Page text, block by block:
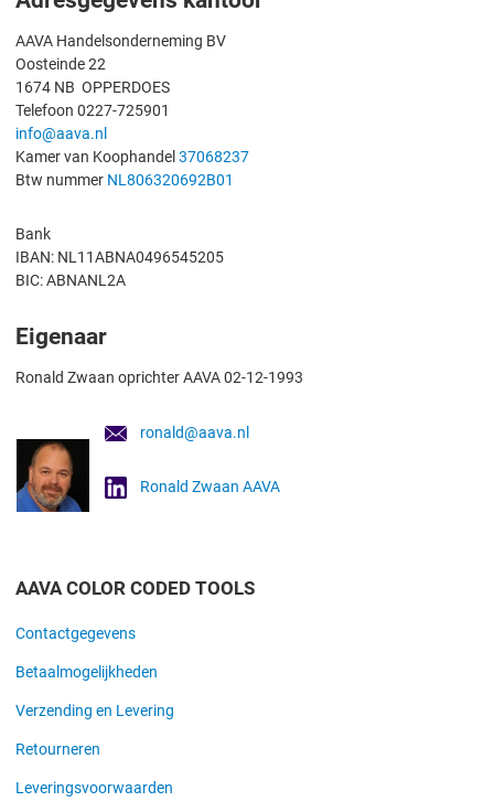
AAVA COLOR CODED TOOLS
Contactgegevens
Betaalmogelijkheden
Verzending en Levering
Retourneren
Leveringsvoorwaarden
AAVA Handelsonderneming BV
Oosteinde 22
1674 NB OPPERDOES
Telefoon 0227-725901
info@aava.nl
Kamer van Koophandel 37068237
Btw nummer NL806320692B01
Bank
IBAN: NL11ABNA0496545205
BIC: ABNANL2A
Eigenaar
Ronald Zwaan oprichter AAVA 02-12-1993
ronald@aava.nl
Ronald Zwaan AAVA